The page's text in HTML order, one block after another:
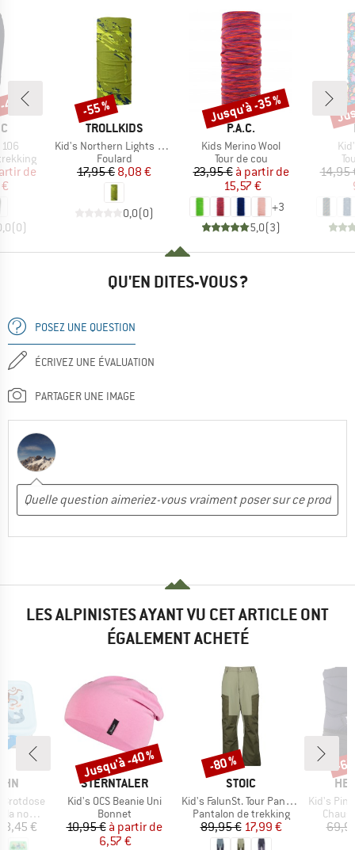
réduit
de
(0)
%
MARQUE
TROLLKIDS
Article
Kid's Northern Lights Multitube
Product group
Foulard
Prix
17,95 €Prix réduit
8,08 €
0,0(0)
Remise
-55 %
MARQUE
P.A.C.
Article
Kids Merino Wool
Product group
Tour de cou
Prix
23,95 € Prix réduit
à partir de
15,57 €
+3
5,0(3)
Remise
Jusqu'à -35 %
14,95
QU'EN DITES-VOUS ?
POSEZ UNE QUESTION
ÉCRIVEZ UNE ÉVALUATION
PARTAGER UNE IMAGE
LES ALPINISTES AYANT VU CET ARTICLE ONT
ÉGALEMENT ACHETÉ
€
MARQUE
STERNTALER
Article
Kid's OCS Beanie Uni
Product group
Bonnet
Prix
10,95 € Prix réduit
à partir de
6,57 €
Remise
Jusqu'à -40 %
MARQUE
STOIC
Article
Kid's FalunSt. Tour Pants Light
Product group
Pantalon de trekking
Prix
89,95 €Prix réduit
17,99 €
Remise
-80 %
Article
Kid's PinusHe.
-